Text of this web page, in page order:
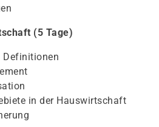
(5 Tage)
Definitionen
in der Hauswirtschaft